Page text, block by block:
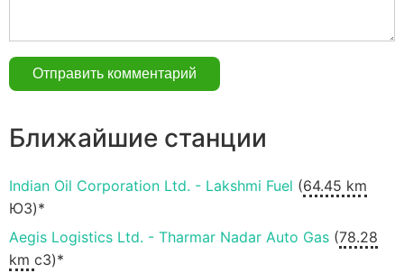
Ближайшие станции
Indian Oil Corporation Ltd. - Lakshmi Fuel (64.45 km
ЮЗ)*
Aegis Logistics Ltd. - Tharmar Nadar Auto Gas (78.28
km сЗ)*